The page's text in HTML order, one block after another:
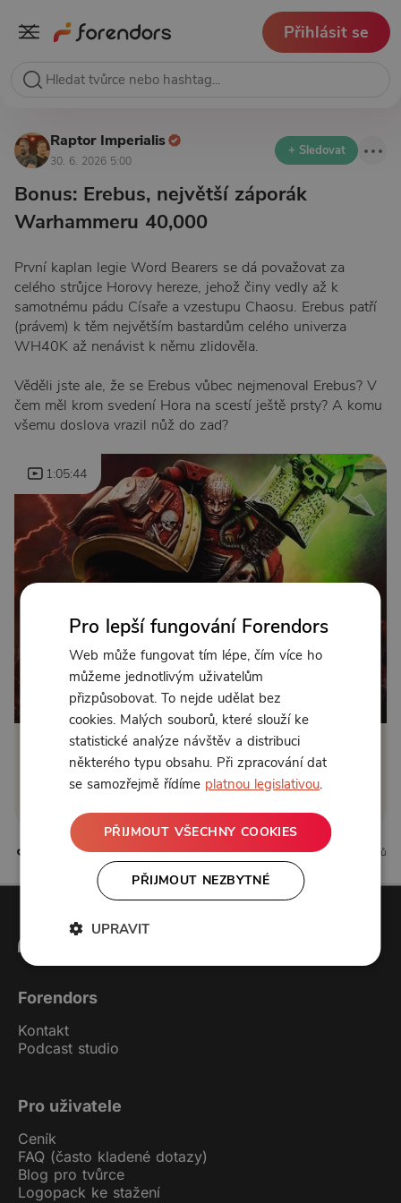
Přihlásit se
Raptor Imperialis
30. 6. 2026 5:00
+ Sledovat
Bonus: Erebus, největší záporák
Warhammeru 40,000
První kaplan legie Word Bearers se dá považovat za
celého strůjce Horovy hereze, jehož činy vedly až k
samotnému pádu Císaře a vzestupu Chaosu. Erebus patří
(právem) k těm největším bastardům celého univerza
WH40K až nenávist k němu zlidověla.
Věděli jste ale, že se Erebus vůbec nejmenoval Erebus? V
čem měl krom svedení Hora na scestí ještě prsty? A komu
všemu doslova vrazil nůž do zad?
1:05:44
Od 95 Kč měsíčně nebo 55 Kč jednorázově
Zřídit předplatné
Koupit příspěvek
7 líbí 0 komentářů
Forendors
Kontakt
Podcast studio
Pro uživatele
Ceník
FAQ (často kladené dotazy)
Blog pro tvůrce
Logopack ke stažení
Pro lepší fungování Forendors
Web může fungovat tím lépe, čím více ho
můžeme jednotlivým uživatelům
přizpůsobovat. To nejde udělat bez
cookies. Malých souborů, které slouží ke
statistické analýze návštěv a distribuci
některého typu obsahu. Při zpracování dat
se samozřejmě řídíme platnou legislativou.
PŘIJMOUT VŠECHNY COOKIES
PŘIJMOUT NEZBYTNÉ
UPRAVIT